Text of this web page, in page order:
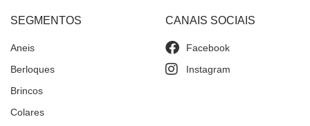
SEGMENTOS
Aneis
Berloques
Brincos
Colares
CANAIS SOCIAIS
Facebook
Instagram